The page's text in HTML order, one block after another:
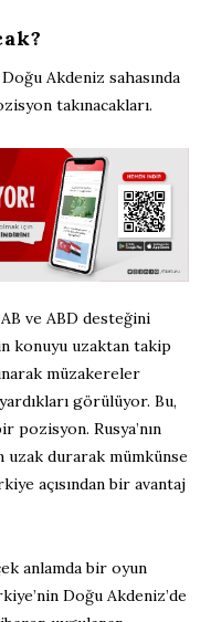
Akdeniz sahasında
takınacakları.
ve ABD desteğini
konuyu uzaktan takip
müzakereler
görülüyor. Bu,
pozisyon. Rusya’nın
uzak durarak mümkünse
açısından bir avantaj
anlamda bir oyun
Doğu Akdeniz’de